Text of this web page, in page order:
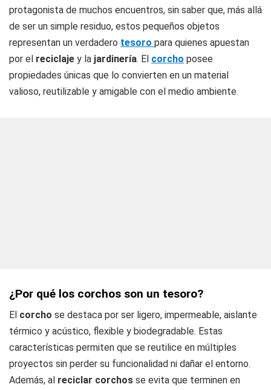
protagonista de muchos encuentros, sin saber que, más allá
de ser un simple residuo, estos pequeños objetos
representan un verdadero tesoro para quienes apuestan
por el reciclaje y la jardinería. El corcho posee
propiedades únicas que lo convierten en un material
valioso, reutilizable y amigable con el medio ambiente.
¿Por qué los corchos son un tesoro?
El corcho se destaca por ser ligero, impermeable, aislante
térmico y acústico, flexible y biodegradable. Estas
características permiten que se reutilice en múltiples
proyectos sin perder su funcionalidad ni dañar el entorno.
Además, al reciclar corchos se evita que terminen en